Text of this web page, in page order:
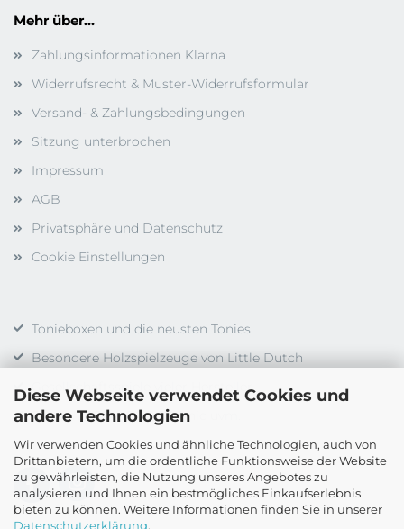
Diese Webseite verwendet Cookies und
andere Technologien
Wir verwenden Cookies und ähnliche Technologien, auch von
Drittanbietern, um die ordentliche Funktionsweise der Website
zu gewährleisten, die Nutzung unseres Angebotes zu
analysieren und Ihnen ein bestmögliches Einkaufserlebnis
bieten zu können. Weitere Informationen finden Sie in unserer
Datenschutzerklärung.
Mehr über...
Zahlungsinformationen Klarna
Widerrufsrecht & Muster-Widerrufsformular
Versand- & Zahlungsbedingungen
Sitzung unterbrochen
Impressum
AGB
Privatsphäre und Datenschutz
Cookie Einstellungen
Tonieboxen und die neusten Tonies
Besondere Holzspielzeuge von Little Dutch
Gesellschaftsspiele vieler Hersteller
Duplo, LEGO, LEGO Technic uvm.